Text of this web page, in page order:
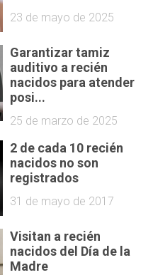
23 de mayo de 2025
Garantizar tamiz
auditivo a recién
nacidos para atender
posi...
25 de marzo de 2025
2 de cada 10 recién
nacidos no son
registrados
31 de mayo de 2017
Visitan a recién
nacidos del Día de la
Madre